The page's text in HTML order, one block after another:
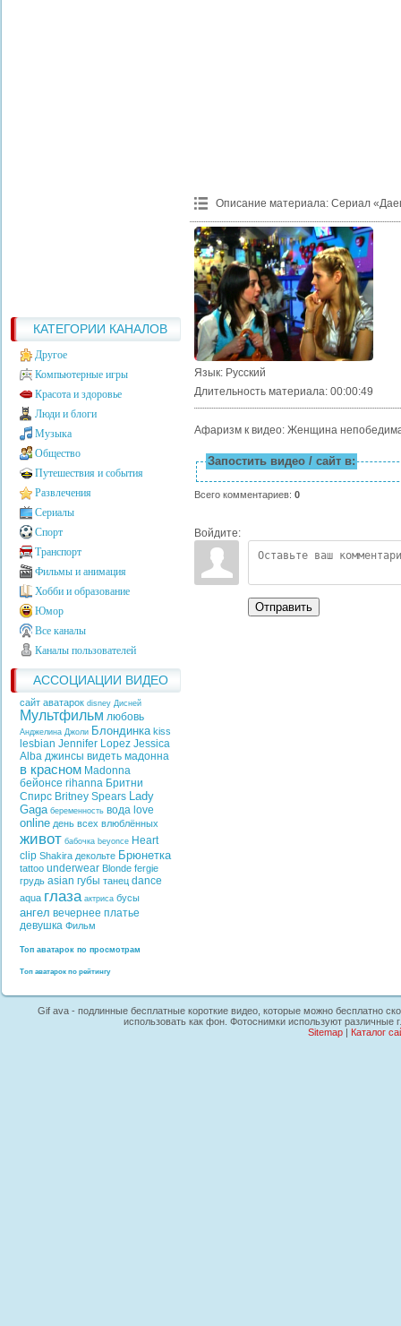
КАТЕГОРИИ КАНАЛОВ
Другое
Компьютерные игры
Красота и здоровье
Люди и блоги
Музыка
Общество
Путешествия и события
Развлечения
Сериалы
Спорт
Транспорт
Фильмы и анимация
Хобби и образование
Юмор
Все каналы
Каналы пользователей
АССОЦИАЦИИ ВИДЕО
сайт аватарок disney Дисней
Мультфильм любовь
Анджелина Джоли Блондинка kiss
lesbian Jennifer Lopez Jessica
Alba джинсы видеть мадонна
в красном Madonna
бейонсе rihanna Бритни
Спирс Britney Spears Lady
Gaga беременность вода love
online день всех влюблённых
живот бабочка beyonce Heart
clip Shakira декольте Брюнетка
tattoo underwear Blonde fergie
грудь asian губы танец dance
aqua глаза актриса бусы
ангел вечернее платье
девушка Фильм
Топ аватарок по просмотрам
Топ аватарок по рейтингу
Описание материала: Сериал
Язык: Русский
Длительность материала: 00:00:49
Афаризм к видео: Женщина
Запостить видео / сайт в:
Всего комментариев: 0
Войдите:
Отправить
Gif ava - подлинные бесплатные короткие видео, которые можно бесплатно
использовать как фон. Фотоснимки используют
Sitemap| Каталог